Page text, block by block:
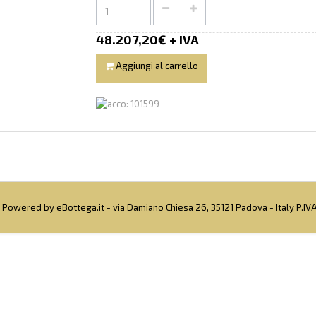
48.207,20€ + IVA
Aggiungi al carrello
by eBottega.it - via Damiano Chiesa 26, 35121 Padova - Italy